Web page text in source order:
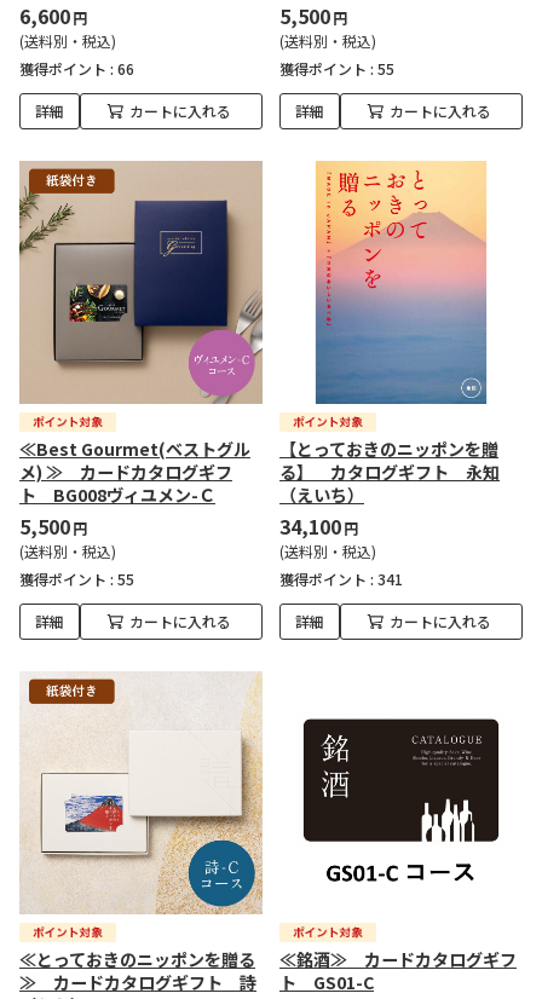
6,600円
(送料別・税込)
獲得ポイント : 66
詳細 カートに入れる
5,500円
(送料別・税込)
獲得ポイント : 55
詳細 カートに入れる
≪Best Gourmet(ベストグル
メ) ≫ カードカタログギフ
ト BG008ヴィユメン-Ｃ
5,500円
(送料別・税込)
獲得ポイント : 55
詳細 カートに入れる
【とっておきのニッポンを贈
る】 カタログギフト 永知
（えいち）
34,100円
(送料別・税込)
獲得ポイント : 341
詳細 カートに入れる
≪とっておきのニッポンを贈る
≫ カードカタログギフト 詩
≪銘酒≫ カードカタログギフ
ト GS01-C